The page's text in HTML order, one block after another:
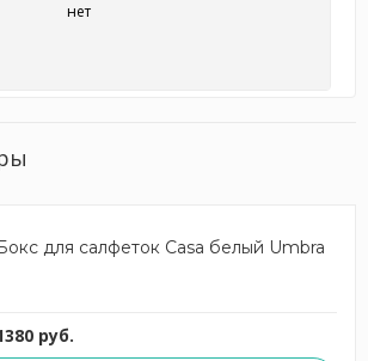
нет
для салфеток Casa белый Umbra
руб.